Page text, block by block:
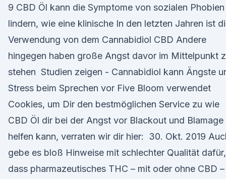
9 CBD Öl kann die Symptome von sozialen Phobien
lindern, wie eine klinische In den letzten Jahren ist
Verwendung von dem Cannabidiol CBD Andere
hingegen haben große Angst davor im Mittelpunkt
stehen Studien zeigen - Cannabidiol kann Ängste
Stress beim Sprechen vor Five Bloom verwendet
Cookies, um Dir den bestmöglichen Service zu wie
CBD Öl dir bei der Angst vor Blackout und Blamage
helfen kann, verraten wir dir hier: 30. Okt. 2019
gebe es bloß Hinweise mit schlechter Qualität dafür,
dass pharmazeutisches THC – mit oder ohne CBD –